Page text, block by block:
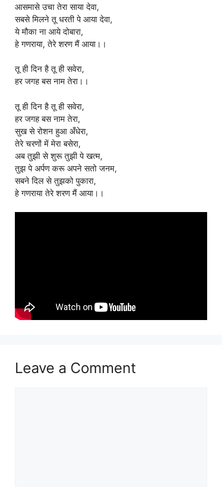
आसमासे उचा तेरा साया देवा,
सबसे मिलने तू धरती पे आया देवा,
ये मौका ना आये दोबारा,
हे गणराया, तेरे शरण मैं आया।।
तू ही दिन है तू ही सवेरा,
हर जगह बस नाम तेरा।।
तू ही दिन है तू ही सवेरा,
हर जगह बस नाम तेरा,
सुख से रोशन हुआ अँधेरा,
तेरे चरणों में मेरा बसेरा,
अब तुझी से शुरू तुझी पे खत्म,
तुझ पे अर्पण करू अपने सतो जनम,
सबने दिल से तुझको पुकारा,
हे गणराया तेरे शरण मैं आया।।
Leave a Comment